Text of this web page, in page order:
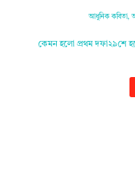
আধুনিক কবিতা,
কেমন হলো প্রথম দফা২৯শে